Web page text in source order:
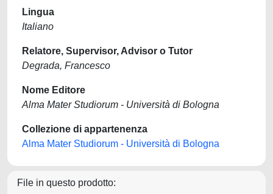
Lingua
Italiano
Relatore, Supervisor, Advisor o Tutor
Degrada, Francesco
Nome Editore
Alma Mater Studiorum - Università di Bologna
Collezione di appartenenza
Alma Mater Studiorum - Università di Bologna
File in questo prodotto: